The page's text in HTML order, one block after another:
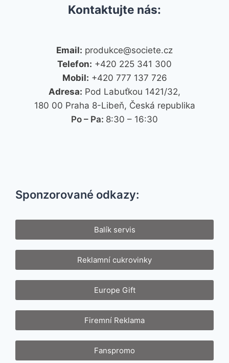
Kontaktujte nás:
Email: produkce@societe.cz
Telefon: +420 225 341 300
Mobil: +420 777 137 726
Adresa: Pod Labuťkou 1421/32,
180 00 Praha 8-Libeň, Česká republika
Po – Pa: 8:30 – 16:30
Sponzorované odkazy:
Balík servis
Reklamní cukrovinky
Europe Gift
Firemní Reklama
Fanspromo